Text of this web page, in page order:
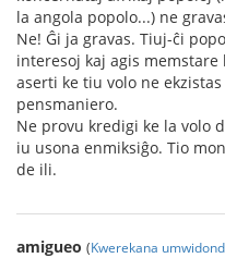
la angola popolo...) ne
Ne! Ĝi ja gravas. Tiuj-ĉi
interesoj kaj agis
aserti ke tiu volo ne
pensmaniero.
Ne provu kredigi ke la volo
iu usona enmiksiĝo. Tio
de ili.
amigueo (Kwerekana